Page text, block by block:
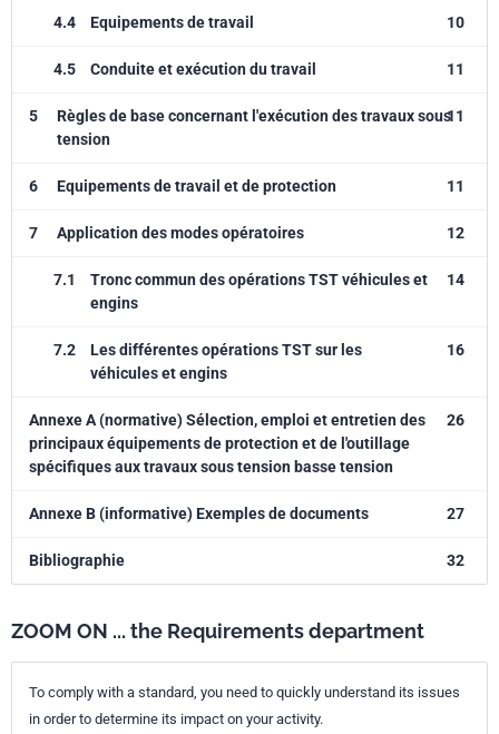
4.4 Equipements de travail 10
4.5 Conduite et exécution du travail 11
5
Règles de base concernant l'exécution des travaux sous
tension
11
6 Equipements de travail et de protection 11
7 Application des modes opératoires 12
7.1
Tronc commun des opérations TST véhicules et
engins
14
7.2
Les différentes opérations TST sur les
véhicules et engins
16
Annexe A (normative) Sélection, emploi et entretien des
principaux équipements de protection et de l'outillage
spécifiques aux travaux sous tension basse tension
26
Annexe B (informative) Exemples de documents 27
Bibliographie 32
ZOOM ON ... the Requirements department
To comply with a standard, you need to quickly understand its issues
in order to determine its impact on your activity.